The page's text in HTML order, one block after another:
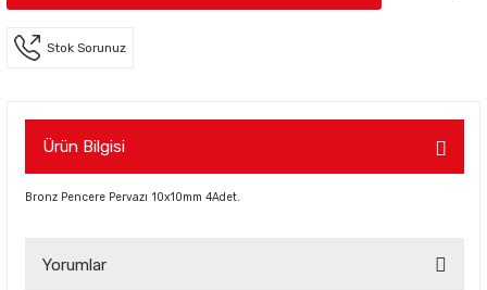
Stok Sorunuz
Ürün Bilgisi
Bronz Pencere Pervazı 10x10mm 4Adet.
Yorumlar